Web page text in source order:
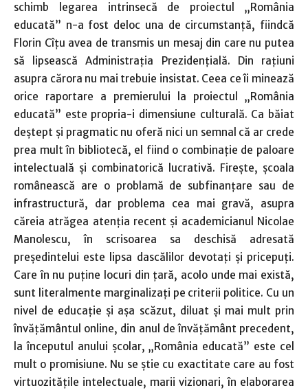
schimb legarea intrinsecă de proiectul „România
educată” n-a fost deloc una de circumstanţă, fiindcă
Florin Cîţu avea de transmis un mesaj din care nu putea
să lipsească Administraţia Prezidenţială. Din raţiuni
asupra cărora nu mai trebuie insistat. Ceea ce îi minează
orice raportare a premierului la proiectul „România
educată” este propria-i dimensiune culturală. Ca băiat
deştept şi pragmatic nu oferă nici un semnal că ar crede
prea mult în bibliotecă, el fiind o combinaţie de paloare
intelectuală şi combinatorică lucrativă. Fireşte, şcoala
românească are o problamă de subfinanţare sau de
infrastructură, dar problema cea mai gravă, asupra
căreia atrăgea atenţia recent şi academicianul Nicolae
Manolescu, în scrisoarea sa deschisă adresată
preşedintelui este lipsa dascălilor devotaţi şi pricepuţi.
Care în nu puţine locuri din ţară, acolo unde mai există,
sunt literalmente marginalizaţi pe criterii politice. Cu un
nivel de educaţie şi aşa scăzut, diluat şi mai mult prin
învăţământul online, din anul de învăţământ precedent,
la începutul anului şcolar, „România educată” este cel
mult o promisiune. Nu se ştie cu exactitate care au fost
virtuozităţile intelectuale, marii vizionari, în elaborarea